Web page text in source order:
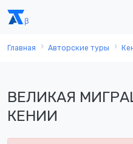
Главная Авторские туры
ВЕЛИКАЯ
КЕНИИ